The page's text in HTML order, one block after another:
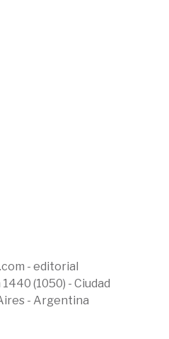
- editorial
(1050) - Ciudad
- Argentina